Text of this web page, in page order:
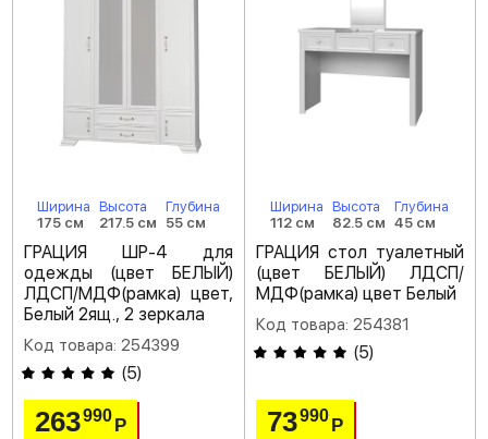
Ширина
175 см
Высота
217.5 см
Глубина
55 см
ГРАЦИЯ ШР-4 для
одежды (цвет БЕЛЫЙ)
ЛДСП/МДФ(рамка) цвет,
Белый 2ящ., 2 зеркала
Код товара: 254399
(5)
263990 Р
Ширина
112 см
Высота
82.5 см
Глубина
45 см
ГРАЦИЯ стол туалетный
(цвет БЕЛЫЙ) ЛДСП/
МДФ(рамка) цвет Белый
Код товара: 254381
(5)
73990 Р